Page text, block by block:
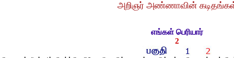
அறிஞர் அண்ணாவின்
எங்கள் பெரியார்
2